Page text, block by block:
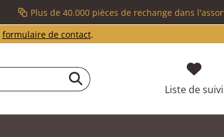
Plus de 40.000 pièces de rechange dans
formulaire de contact.
Liste de suivi